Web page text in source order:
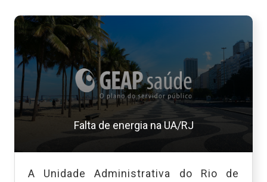
Falta de energia na UA/RJ
A Unidade Administrativa do Rio de